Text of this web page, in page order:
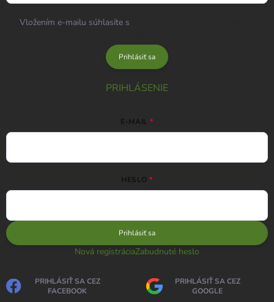
Vložením e-mailu súhlasíte s
Prihlásiť sa
PRIHLÁSENIE
E-MAIL
HESLO
Prihlásiť sa
Nová registráciaZabudnuté heslo
PRIHLÁSIŤ SA CEZ
FACEBOOK
PRIHLÁSIŤ SA CEZ
GOOGLE